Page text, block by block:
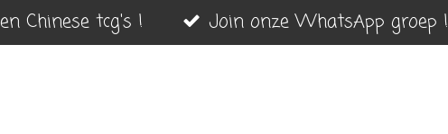
Chinese tcg's ! Join onze WhatsApp groep !